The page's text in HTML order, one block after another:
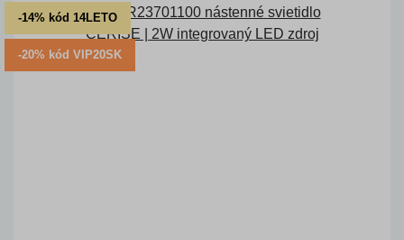
-14% kód 14LETO
-20% kód VIP20SK